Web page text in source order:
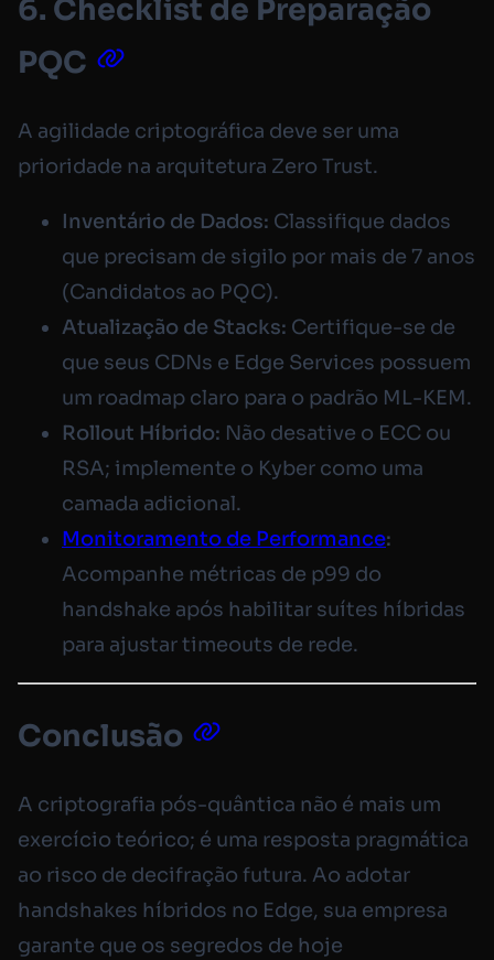
6. Checklist de Preparação
PQC
A agilidade criptográfica deve ser uma
prioridade na arquitetura Zero Trust.
Inventário de Dados: Classifique dados
que precisam de sigilo por mais de 7 anos
(Candidatos ao PQC).
Atualização de Stacks: Certifique-se de
que seus CDNs e Edge Services possuem
um roadmap claro para o padrão ML-KEM.
Rollout Híbrido: Não desative o ECC ou
RSA; implemente o Kyber como uma
camada adicional.
Monitoramento de Performance:
Acompanhe métricas de p99 do
handshake após habilitar suítes híbridas
para ajustar timeouts de rede.
Conclusão
A criptografia pós-quântica não é mais um
exercício teórico; é uma resposta pragmática
ao risco de decifração futura. Ao adotar
handshakes híbridos no Edge, sua empresa
garante que os segredos de hoje